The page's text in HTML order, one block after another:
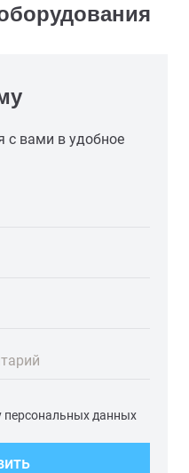
с вами в удобное
персональных данных